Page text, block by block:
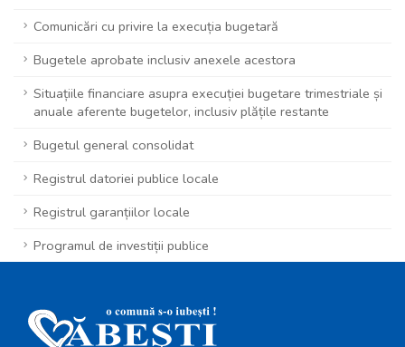
Comunicări cu privire la execuția bugetară
Bugetele aprobate inclusiv anexele acestora
Situațiile financiare asupra execuției bugetare trimestriale și
anuale aferente bugetelor, inclusiv plățile restante
Bugetul general consolidat
Registrul datoriei publice locale
Registrul garanțiilor locale
Programul de investiții publice